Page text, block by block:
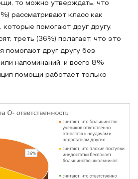
то можно утверждать, что
рассматривают класс как
которые помогают друг другу,
треть (36%) полагает, что это
помогают друг другу без
напоминаний, и всего 8%
помощи работает только